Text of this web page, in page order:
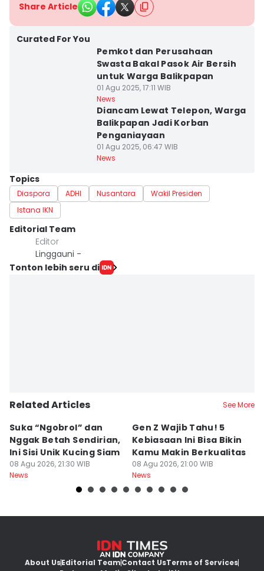
Share Article
Curated For You
Pemkot dan Perusahaan
Swasta Bakal Pasok Air Bersih
untuk Warga Balikpapan
01 Agu 2025, 17:11 WIB
News
Diancam Lewat Telepon, Warga
Balikpapan Jadi Korban
Penganiayaan
01 Agu 2025, 06:47 WIB
News
Topics
Diaspora ADHI Nusantara
Wakil Presiden
Istana IKN
Editorial Team
Editor
Linggauni -
Tonton lebih seru di
Related Articles See More
Suka “Ngobrol” dan
Nggak Betah Sendirian,
Ini Sisi Unik Kucing Siam
08 Agu 2026, 21:30 WIB
News
Gen Z Wajib Tahu! 5
Kebiasaan Ini Bisa Bikin
Kamu Makin Berkualitas
08 Agu 2026, 21:00 WIB
News
About UsEditorial TeamContact UsTerms of Services